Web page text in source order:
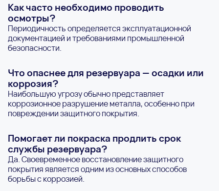
Как часто необходимо проводить
осмотры?
Периодичность определяется эксплуатационной
документацией и требованиями промышленной
безопасности.
Что опаснее для резервуара — осадки или
коррозия?
Наибольшую угрозу обычно представляет
коррозионное разрушение металла, особенно при
повреждении защитного покрытия.
Помогает ли покраска продлить срок
службы резервуара?
Да. Своевременное восстановление защитного
покрытия является одним из основных способов
борьбы с коррозией.